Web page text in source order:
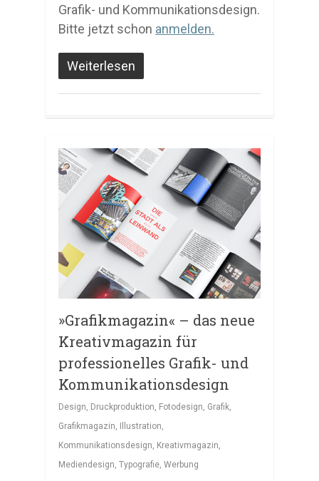
Grafik- und Kommunikationsdesign.
Bitte jetzt schon anmelden.
Weiterlesen
»Grafikmagazin« – das neue
Kreativmagazin für
professionelles Grafik- und
Kommunikationsdesign
Design, Druckproduktion, Fotodesign, Grafik,
Grafikmagazin, Illustration,
Kommunikationsdesign, Kreativmagazin,
Mediendesign, Typografie, Werbung